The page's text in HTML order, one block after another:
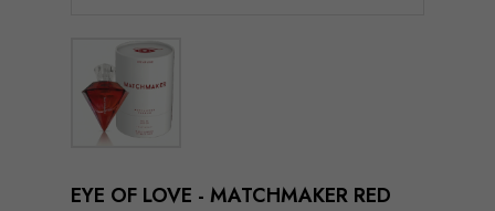
EYE OF LOVE - MATCHMAKER RED